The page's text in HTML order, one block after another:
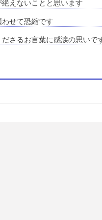
えないことと思います
わせて恐縮です
ださるお言葉に感涙の思いで